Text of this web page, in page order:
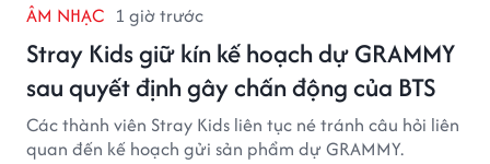
ÂM NHẠC 1 giờ trước
Stray Kids giữ kín kế hoạch dự GRAMMY
sau quyết định gây chấn động của BTS
Các thành viên Stray Kids liên tục né tránh câu hỏi liên
quan đến kế hoạch gửi sản phẩm dự GRAMMY.